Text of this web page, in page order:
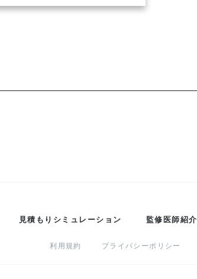
見積もりシミュレーション 監修医師紹介
利用規約 プライバシーポリシー